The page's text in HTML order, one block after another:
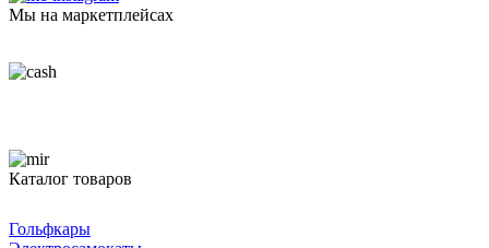
Мы на маркетплейсах
Каталог товаров
Гольфкары